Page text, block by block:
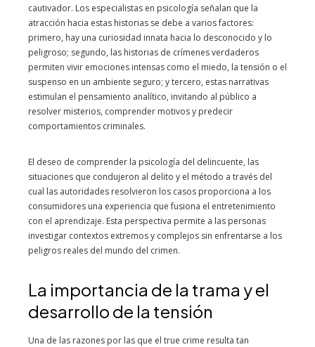
cautivador. Los especialistas en psicología señalan que la
atracción hacia estas historias se debe a varios factores:
primero, hay una curiosidad innata hacia lo desconocido y lo
peligroso; segundo, las historias de crímenes verdaderos
permiten vivir emociones intensas como el miedo, la tensión o el
suspenso en un ambiente seguro; y tercero, estas narrativas
estimulan el pensamiento analítico, invitando al público a
resolver misterios, comprender motivos y predecir
comportamientos criminales.
El deseo de comprender la psicología del delincuente, las
situaciones que condujeron al delito y el método a través del
cual las autoridades resolvieron los casos proporciona a los
consumidores una experiencia que fusiona el entretenimiento
con el aprendizaje. Esta perspectiva permite a las personas
investigar contextos extremos y complejos sin enfrentarse a los
peligros reales del mundo del crimen.
La importancia de la trama y el
desarrollo de la tensión
Una de las razones por las que el true crime resulta tan